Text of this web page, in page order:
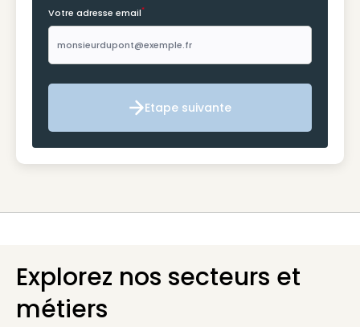
Votre adresse email*
Etape suivante
Etape suivante
Explorez nos secteurs et
métiers